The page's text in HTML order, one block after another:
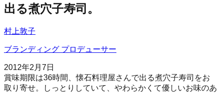
出る煮穴子寿司。
村上敦子
ブランディング プロデューサー
2012年2月7日
賞味期限は36時間、懐石料理屋さんで出る煮穴子寿司をお
取り寄せ。しっとりしていて、やわらかくて優しいお味のあ